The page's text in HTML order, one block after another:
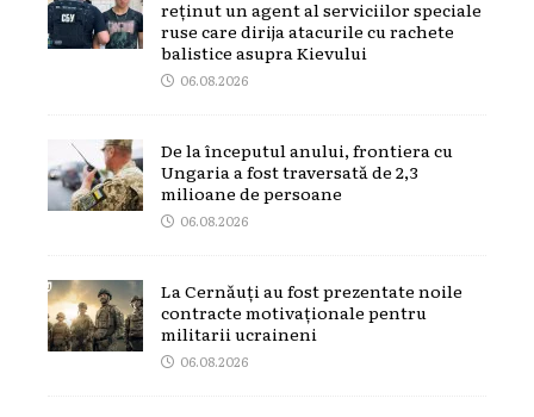
reținut un agent al serviciilor speciale
ruse care dirija atacurile cu rachete
balistice asupra Kievului
06.08.2026
De la începutul anului, frontiera cu
Ungaria a fost traversată de 2,3
milioane de persoane
06.08.2026
La Cernăuți au fost prezentate noile
contracte motivaționale pentru
militarii ucraineni
06.08.2026